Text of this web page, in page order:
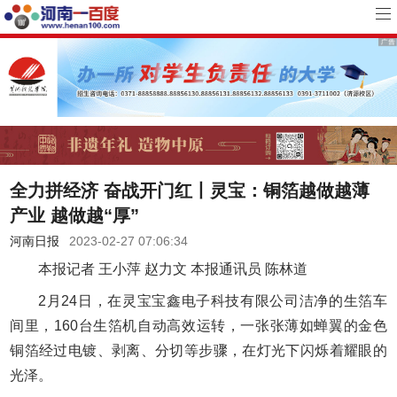
全力拼经济 奋战开门红丨灵宝：铜箔越做越薄
产业 越做越“厚”
河南日报 2023-02-27 07:06:34
本报记者 王小萍 赵力文 本报通讯员 陈林道
2月24日，在灵宝宝鑫电子科技有限公司洁净的生箔车
间里，160台生箔机自动高效运转，一张张薄如蝉翼的金色
铜箔经过电镀、剥离、分切等步骤，在灯光下闪烁着耀眼的
光泽。